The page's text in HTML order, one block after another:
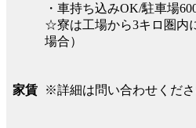
・車持ち込みOK/駐車場
☆寮は工場から3キロ圏内
場合）
家賃 ※詳細は問い合わせくだ